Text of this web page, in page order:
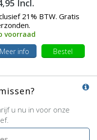
Incl.
21% BTW. Gratis
voorraad
Meer info
Bestel
u nu in voor onze